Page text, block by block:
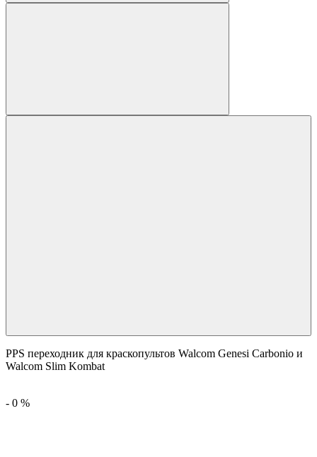
PPS переходник для краскопультов Walcom Genesi Carbonio и
Walcom Slim Kombat
- 0 %